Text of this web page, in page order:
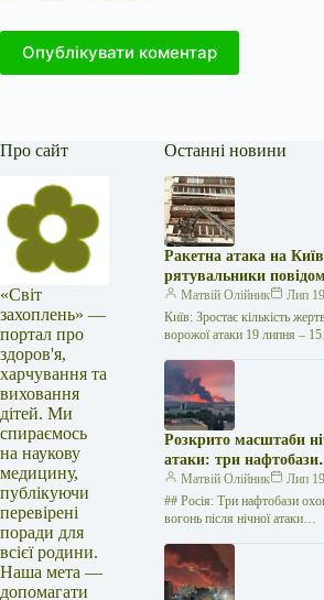
Опублікувати коментар
Про сайт
«Світ
захоплень» —
портал про
здоров'я,
харчування та
виховання
дітей. Ми
спираємось
на наукову
медицину,
публікуючи
перевірені
поради для
всієї родини.
Наша мета —
допомагати
Останні новини
Ракетна атака на
рятувальники
про 15 поранених
Матвій Олійник
Лип
Київ: Зростає кількість
ворожої атаки 19 липня – 15
російської агресії, що сталася
столиці…
Розкрито масштаби
атаки: три нафтобази
палають у
OSINT-аналіз
Матвій Олійник
Лип
## Росія: Три нафтобази
вогонь після нічної атаки
19: де на Кіровоградщині
зареєстрували нові випадки
захворюванняУкраїнці:…